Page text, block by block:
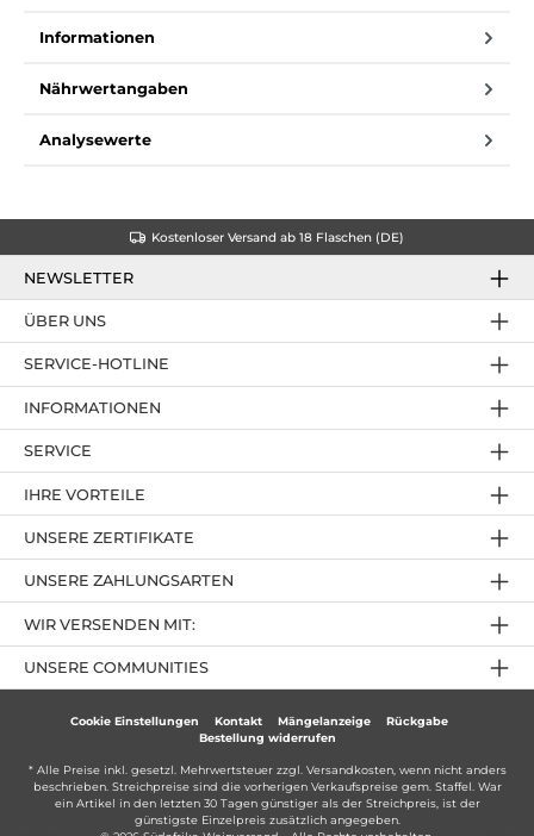
Informationen
Nährwertangaben
Analysewerte
Kostenloser Versand ab 18 Flaschen (DE)
NEWSLETTER
SERVICE-HOTLINE
IHRE VORTEILE
UNSERE ZAHLUNGSARTEN
ÜBER UNS
UNSERE ZERTIFIKATE
INFORMATIONEN
SERVICE
UNSERE COMMUNITIES
WIR VERSENDEN MIT:
Cookie Einstellungen Kontakt Mängelanzeige
Rückgabe
Bestellung widerrufen
* Alle Preise inkl. gesetzl. Mehrwertsteuer zzgl. Versandkosten, wenn nicht anders
beschrieben. Streichpreise sind die vorherigen Verkaufspreise gem. Staffel. War
ein Artikel in den letzten 30 Tagen günstiger als der Streichpreis, ist der
günstigste Einzelpreis zusätzlich angegeben.